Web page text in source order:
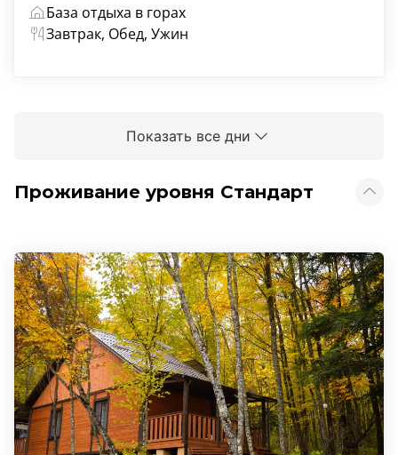
База отдыха в горах
Завтрак, Обед, Ужин
Показать все дни
Проживание уровня Стандарт